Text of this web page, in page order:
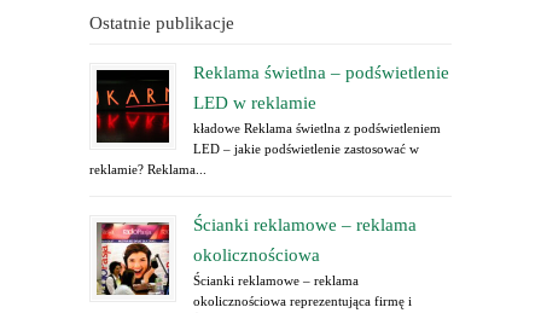
Ostatnie publikacje
Reklama świetlna – podświetlenie
LED w reklamie
kładowe Reklama świetlna z podświetleniem
LED – jakie podświetlenie zastosować w
reklamie? Reklama...
Ścianki reklamowe – reklama
okolicznościowa
Ścianki reklamowe – reklama
okolicznościowa reprezentująca firmę i